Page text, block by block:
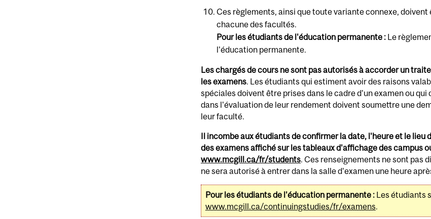
Ces règlements, ainsi que toute variante connexe,
chacune des facultés.
Pour les étudiants de l'éducation permanente : Le
l'éducation permanente.
Les chargés de cours ne sont pas autorisés à accorder un
les examens. Les étudiants qui estiment avoir des raisons
spéciales doivent être prises dans le cadre d'un examen ou
dans l'évaluation de leur rendement doivent soumettre une
leur faculté.
Il incombe aux étudiants de confirmer la date, l'heure et le lieu
des examens affiché sur les tableaux d'affichage des campus
www.mcgill.ca/fr/students. Ces renseignements ne sont pas
ne sera autorisé à entrer dans la salle d'examen une heure
Pour les étudiants de l'éducation permanente :Les étudiants
www.mcgill.ca/continuingstudies/fr/examens.